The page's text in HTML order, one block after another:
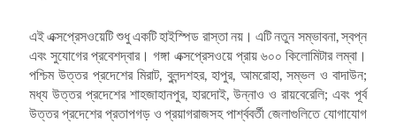
এই এক্সপ্রেসওয়েটি শুধু একটি হাইস্পিড রাস্তা নয়। এটি নতুন সম্ভাবনা, স্বপ্ন
এবং সুযোগের প্রবেশদ্বার। গঙ্গা এক্সপ্রেসওয়ে প্রায় ৬০০ কিলোমিটার লম্বা।
পশ্চিম উত্তর প্রদেশের মিরাট, বুলন্দশহর, হাপুর, আমরোহা, সম্ভল ও বাদাউন;
মধ্য উত্তর প্রদেশের শাহজাহানপুর, হারদোই, উন্নাও ও রায়বেরেলি; এবং পূর্ব
উত্তর প্রদেশের প্রতাপগড় ও প্রয়াগরাজসহ পার্শ্ববর্তী জেলাগুলিতে যোগাযোগ